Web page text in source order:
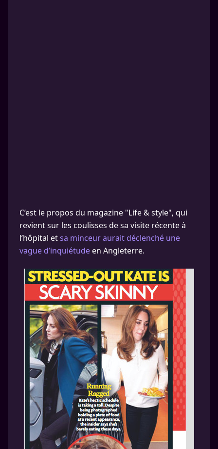
C’est le propos du magazine "Life & style", qui
revient sur les coulisses de sa visite récente à
l’hôpital etsa minceur aurait déclenché une
vague d’inquiétude en Angleterre.